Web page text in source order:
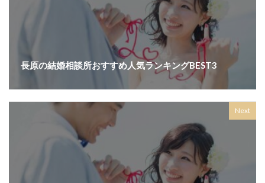
長原の結婚相談所おすすめ人気ランキングBEST3
Next